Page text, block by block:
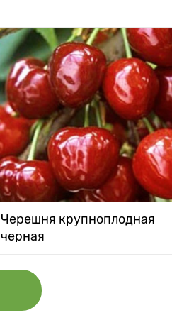
Черешня крупноплодная
черная